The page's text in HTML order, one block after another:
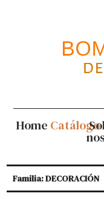
Home Catálogo
Familia: DECORACIÓN